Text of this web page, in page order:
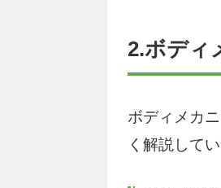
2.ボディ
ボディメカ
く解説して